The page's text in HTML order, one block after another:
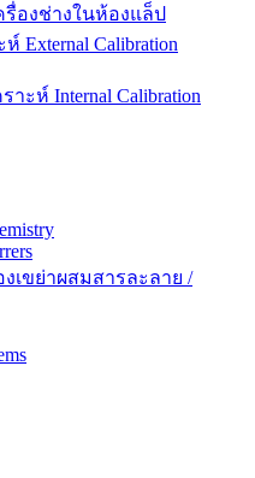
รื่องช่างในห้องแล็ป
External Calibration
าะห์ Internal Calibration
งเขย่าผสมสารละลาย /